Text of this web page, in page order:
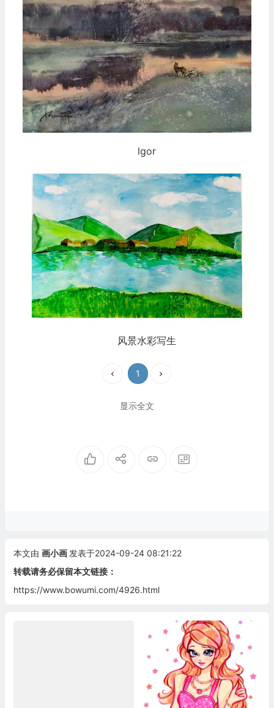
lgor
风景水彩写生
1
显示全文
本文由 画小画 发表于2024-09-24 08:21:22
转载请务必保留本文链接：
https://www.bowumi.com/4926.html